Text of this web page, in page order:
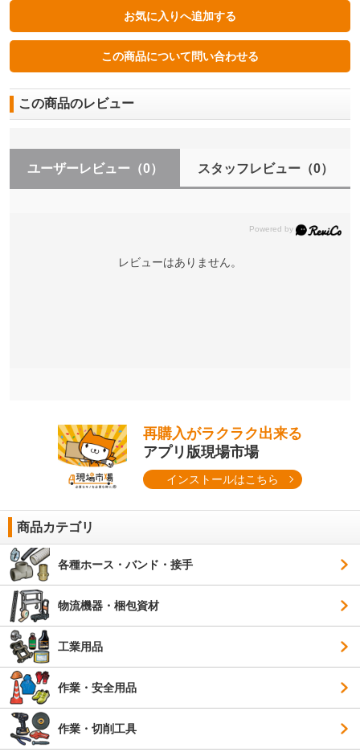
この商品のレビュー
ユーザーレビュー （0） スタッフレビュー（0）
レビューはありません。
再購入がラクラク出来る
アプリ版現場市場
インストールはこちら
商品カテゴリ
各種ホース・バンド・接手
物流機器・梱包資材
工業用品
作業・安全用品
作業・切削工具